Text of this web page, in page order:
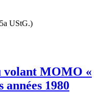
UStG.)
volant MOMO «
1980